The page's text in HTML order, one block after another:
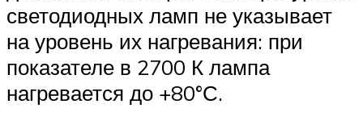
светодиодных ламп не указывает
на уровень их нагревания: при
показателе в 2700 К лампа
нагревается до +80°С.